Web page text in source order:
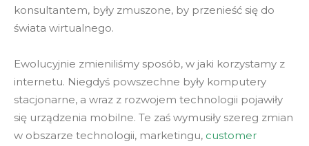
konsultantem, były zmuszone, by przenieść się do
świata wirtualnego.
Ewolucyjnie zmieniliśmy sposób, w jaki korzystamy z
internetu. Niegdyś powszechne były komputery
stacjonarne, a wraz z rozwojem technologii pojawiły
się urządzenia mobilne. Te zaś wymusiły szereg zmian
w obszarze technologii, marketingu, customer